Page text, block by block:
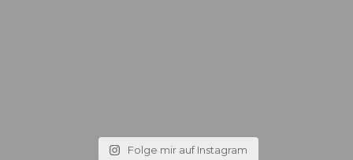
Folge mir auf Instagram